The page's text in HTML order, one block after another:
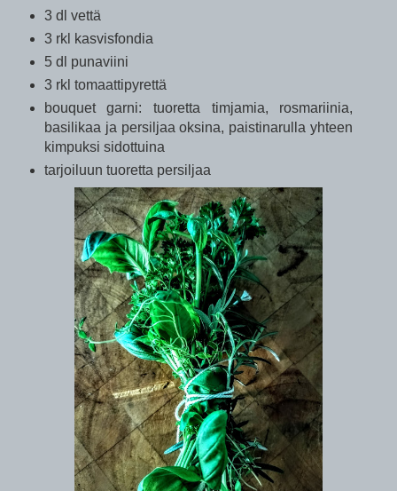
3 dl vettä
3 rkl kasvisfondia
5 dl punaviini
3 rkl tomaattipyrettä
bouquet garni: tuoretta timjamia, rosmariinia,
basilikaa ja persiljaa oksina, paistinarulla yhteen
kimpuksi sidottuina
tarjoiluun tuoretta persiljaa